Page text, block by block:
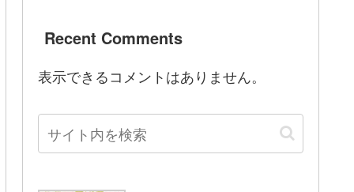
Recent Comments
表示できるコメントはありません。